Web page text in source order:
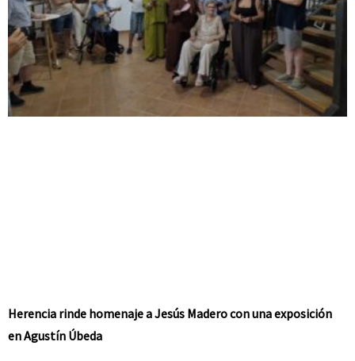
Herencia rinde homenaje a Jesús Madero con una exposición
en Agustín Úbeda